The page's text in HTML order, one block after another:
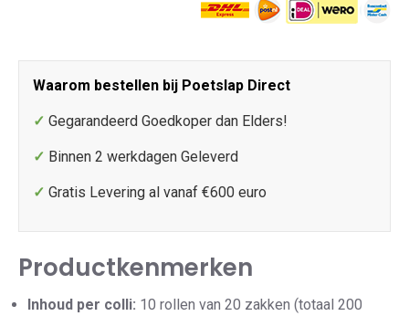
Waarom bestellen bij Poetslap Direct
✓ Gegarandeerd Goedkoper dan Elders!
✓ Binnen 2 werkdagen Geleverd
✓ Gratis Levering al vanaf €600 euro
Productkenmerken
Inhoud per colli: 10 rollen van 20 zakken (totaal 200